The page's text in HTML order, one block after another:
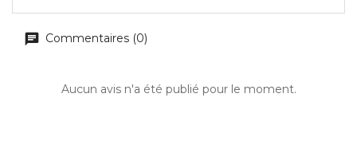
Commentaires (0)
Aucun avis n'a été publié pour le moment.